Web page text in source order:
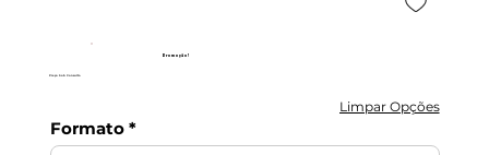
Promoção!
Preço Sob Consulta
Limpar Opções
Formato